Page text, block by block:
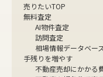
売りたいTOP
無料査定
AI物件査定
訪問査定
相場情報データベース
手残りを増やす
不動産売却にかかる